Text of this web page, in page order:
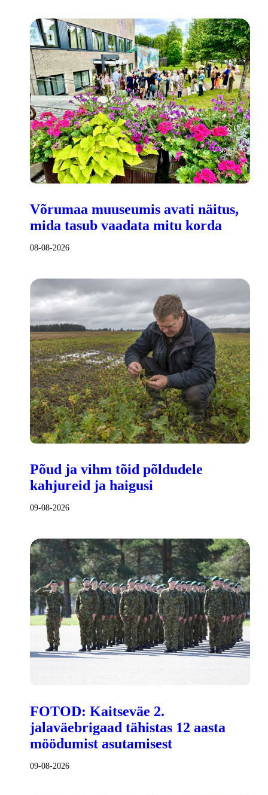
Võrumaa muuseumis avati näitus,
mida tasub vaadata mitu korda
08-08-2026
Põud ja vihm tõid põldudele
kahjureid ja haigusi
09-08-2026
FOTOD: Kaitseväe 2.
jalaväebrigaad tähistas 12 aasta
möödumist asutamisest
09-08-2026